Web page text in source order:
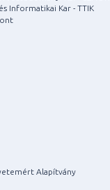
Informatikai Kar - TTIK
Alapítvány